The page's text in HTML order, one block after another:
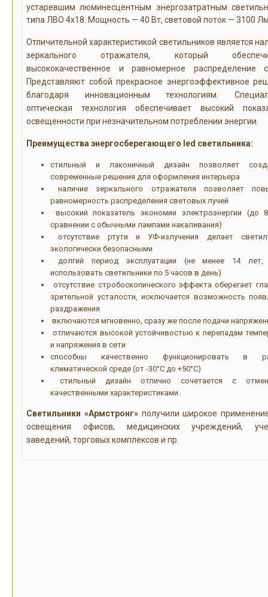
устаревшим люминесцентным энергозатратным
типа ЛВО 4х18. Мощность — 40 Вт, световой поток — 3100
Отличительной характеристикой светильников является
зеркального отражателя, который
высококачественное и равномерное распределение
Представляют собой прекрасное энергоэффективное
благодаря инновационным технологиям.
оптическая технология обеспечивает высокий
освещенности при незначительном потреблении энергии.
Преимущества энергосберегающего led светильника:
стильный и лаконичный дизайн позволяет
современные решения для оформления интерьера
наличие зеркального отражателя позволяет
равномерность распределения световых лучей
высокий показатель экономии электроэнергии (до
сравнении с обычными лампами накаливания)
отсутствие ртути и УФ-излучения делает
экологически безопасными
долгий период эксплуатации (не менее 14 лет,
использовать светильники по 5 часов в день)
отсутствие стробоскопического эффекта оберегает
зрительной усталости, исключается возможность
раздражения
включаются мгновенно, сразу же после подачи
отличаются высокой устойчивостью к перепадам
и напряжения в сети
способны качественно функционировать в
климатической среде (от -30°С до +50°С)
стильный дизайн отлично сочетается с
качественными характеристиками.
Светильники «Армстронг»получили широкое
освещения офисов, медицинских учреждений,
заведений, торговых комплексов и пр.